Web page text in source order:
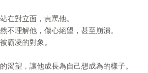
在對立面，責罵他。
不理解他，傷心絕望，甚至崩潰。
霸凌的對象。
渴望，讓他成長為自己想成為的樣子。